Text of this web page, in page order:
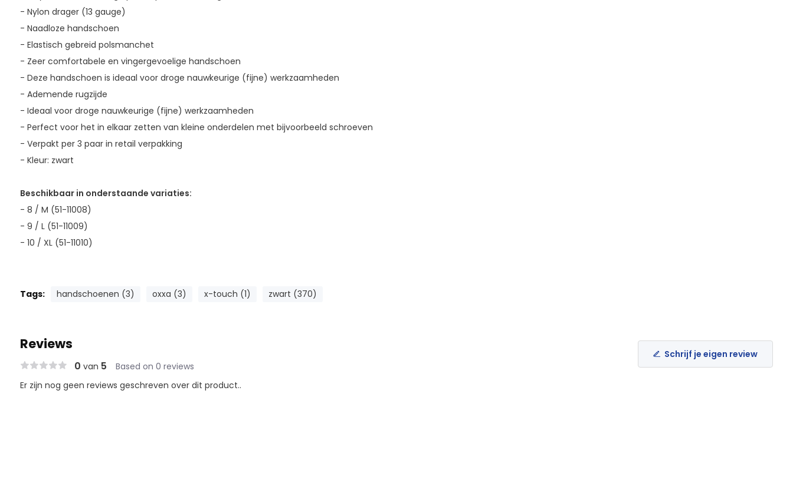
- Nylon drager (13 gauge)
- Naadloze handschoen
- Elastisch gebreid polsmanchet
- Zeer comfortabele en vingergevoelige handschoen
- Deze handschoen is ideaal voor droge nauwkeurige (fijne) werkzaamheden
- Ademende rugzijde
- Ideaal voor droge nauwkeurige (fijne) werkzaamheden
- Perfect voor het in elkaar zetten van kleine onderdelen met bijvoorbeeld schroeven
- Verpakt per 3 paar in retail verpakking
- Kleur: zwart
Beschikbaar in onderstaande variaties:
- 8 / M (51-11008)
- 9 / L (51-11009)
- 10 / XL (51-11010)
Tags: handschoenen (3) oxxa (3) x-touch (1) zwart (370)
Reviews
0 van 5 Based on 0 reviews
Schrijf je eigen review
Er zijn nog geen reviews geschreven over dit product..